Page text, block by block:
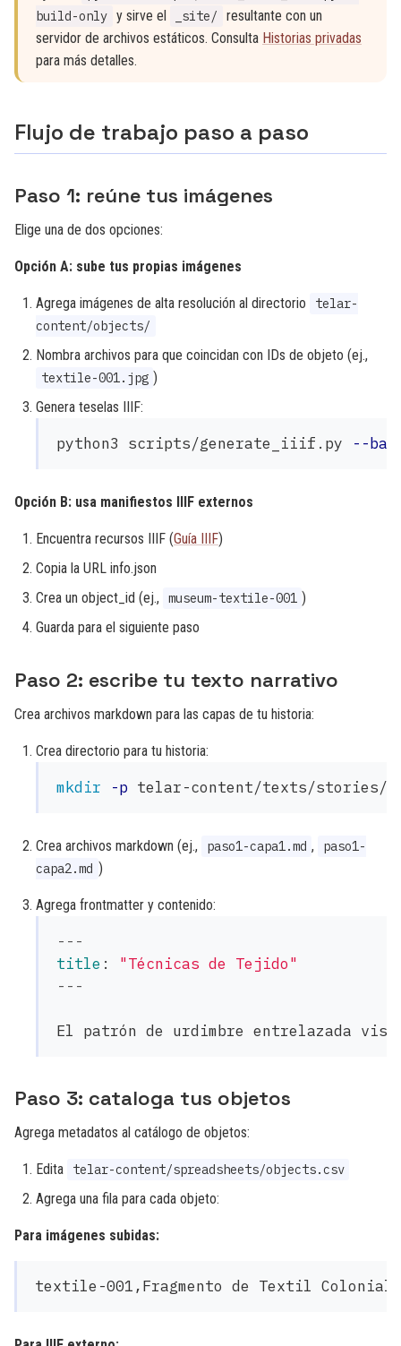
build-only y sirve el _site/
resultante con un
servidor de archivos estáticos. Consulta Historias privadas
para más detalles.
Flujo de trabajo paso a paso
Paso 1: reúne tus imágenes
Elige una de dos opciones:
Opción A: sube tus propias imágenes
Agrega imágenes de alta resolución al directorio
telar-
content/objects/
Nombra archivos para que coincidan con IDs de objeto (ej.,
textile-001.jpg )
Genera teselas IIIF:
python3 scripts/generate_iiif.py --
Opción B: usa manifiestos IIIF externos
Encuentra recursos IIIF (Guía IIIF)
Copia la URL info.json
Crea un object_id (ej.,
museum-textile-001 )
Guarda para el siguiente paso
Paso 2: escribe tu texto narrativo
Crea archivos markdown para las capas de tu historia:
Crea directorio para tu historia:
mkdir -p
Crea archivos markdown (ej., paso1-capa1.md ,
paso1-
capa2.md )
Agrega frontmatter y contenido:
---
title : "Técnicas de Tejido"
---
Paso 3: cataloga tus objetos
Agrega metadatos al catálogo de objetos:
Edita telar-content/spreadsheets/objects.csv
Agrega una fila para cada objeto:
Para imágenes subidas: